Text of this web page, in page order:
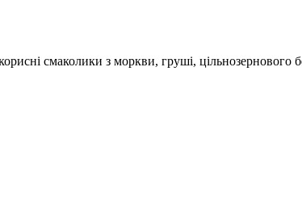
смаколики з моркви, груші, цільнозернового